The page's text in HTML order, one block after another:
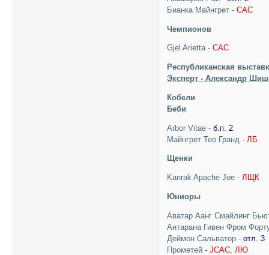
Бианка Майнгрет -САС
Чемпионов
Gjel Arietta -САС
Республиканская
Эксперт - Александр
Кобели
Беби
Arbor Vitae -б.п. 2
Майнгрет Тео Гранд - ЛБ
Щенки
Kanrak Apache Joe -ЛЩК
Юниоры
Аватар Аанг Смайлинг
Антарана Гивен Фром
Деймон Сальватор -отл. 3
Прометей -JCAC, ЛЮ